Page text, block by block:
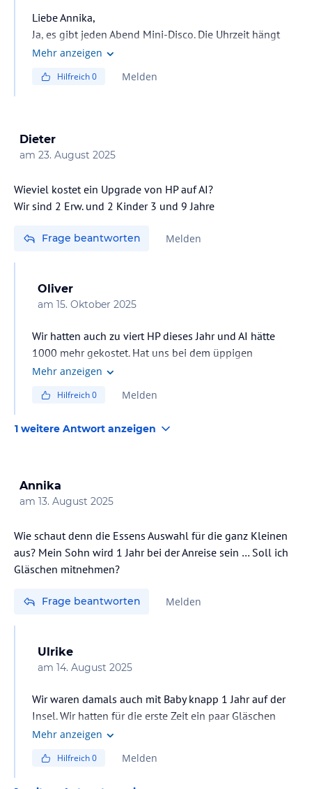
Liebe Annika,
Ja, es gibt jeden Abend Mini-Disco. Die Uhrzeit hängt
jedoch von der Saison ab: in der Nebensaison beginnt
Hochsaison um 20:30 Uhr startet.
Mehr anzeigen
Hilfreich0 Melden
Dieter
am 23. August 2025
Wieviel kostet ein Upgrade von HP auf AI?
Wir sind 2 Erw. und 2 Kinder 3 und 9 Jahre
Frage beantworten Melden
Oliver
am 15. Oktober 2025
Wir hatten auch zu viert HP dieses Jahr und AI hätte
1000 mehr gekostet. Hat uns bei dem üppigen
Frühstück und Abendessen wunderbar gereicht.
Abendessengetränke. Würde AI nicht wirklich
hungrige Mittagsmäuler)
Mehr anzeigen
Hilfreich0 Melden
1 weitere Antwort anzeigen
Annika
am 13. August 2025
Wie schaut denn die Essens Auswahl für die ganz Kleinen
aus? Mein Sohn wird 1 Jahr bei der Anreise sein … Soll ich
Gläschen mitnehmen?
Frage beantworten Melden
Ulrike
am 14. August 2025
Wir waren damals auch mit Baby knapp 1 Jahr auf der
Insel. Wir hatten für die erste Zeit ein paar Gläschen
dabei plus Milchbreipulver. Alles Weitere für die
Es gibt in nahezu jedem Ort Supermärkte.
Mehr anzeigen
Hilfreich0 Melden